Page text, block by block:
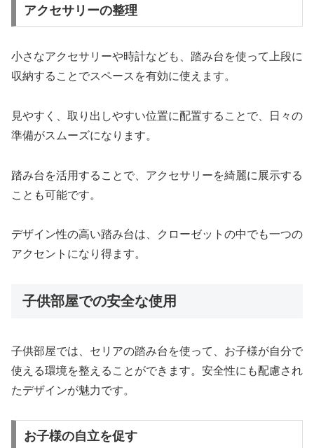
アクセサリーの整理
小さなアクセサリーや時計なども、踏み台を使って上段に
収納することでスペースを有効に使えます。
見やすく、取り出しやすい位置に配置することで、日々の
準備がスムーズになります。
踏み台を活用することで、アクセサリーを綺麗に展示する
ことも可能です。
デザイン性の高い踏み台は、クローゼットの中でも一つの
アクセントになり得ます。
子供部屋での安全な使用
子供部屋では、セリアの踏み台を使って、お子様が自分で
使える環境を整えることができます。安全性にも配慮され
たデザインが魅力です。
お子様の自立を促す